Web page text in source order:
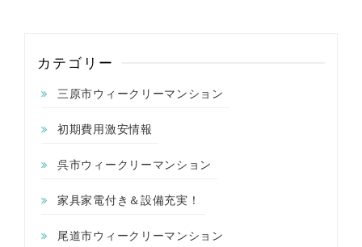
カテゴリー
三原市ウィークリーマンション
初期費用激安情報
呉市ウィークリーマンション
家具家電付き＆設備充実！
尾道市ウィークリーマンション